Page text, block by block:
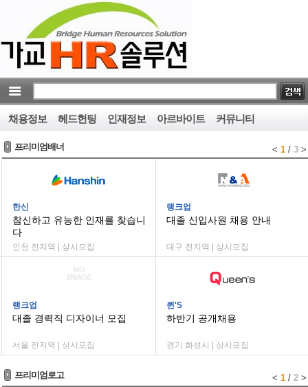
채용정보 헤드헌팅 인재정보 아르바이트 커뮤니티
프리미엄배너 < 1 / 3 >
한신
참신하고 유능한 인재를 찾습니
다
인천 전지역 | 상시모집
랭크업
대졸 신입사원 채용 안내
대구 전지역 | 상시모집
랭크업
대졸 경력직 디자이너 모집
서울 전지역 | 상시모집
퀸'S
하반기 공개채용
경기 화성시 | 상시모집
프리미엄로고 < 1 / 2 >